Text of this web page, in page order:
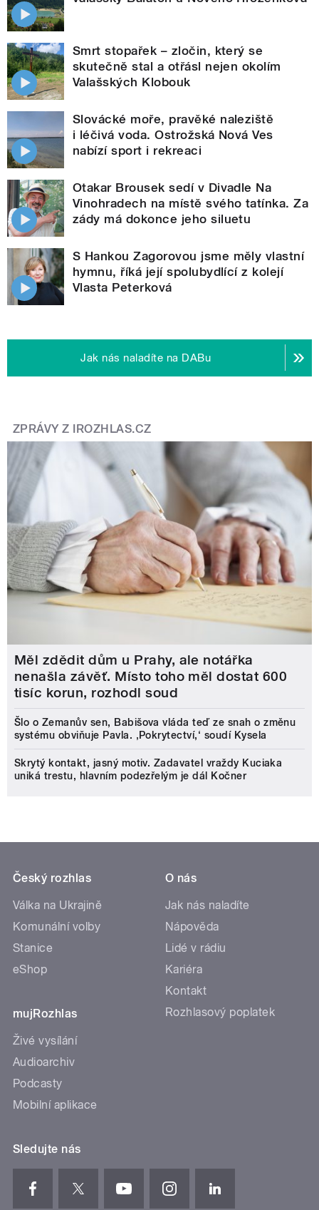
Smrt stopařek – zločin, který se
skutečně stal a otřásl nejen okolím
Valašských Klobouk
Slovácké moře, pravěké naleziště
i léčivá voda. Ostrožská Nová Ves
nabízí sport i rekreaci
Otakar Brousek sedí v Divadle Na
Vinohradech na místě svého tatínka. Za
zády má dokonce jeho siluetu
S Hankou Zagorovou jsme měly vlastní
hymnu, říká její spolubydlící z kolejí
Vlasta Peterková
Jak nás naladíte na DABu
ZPRÁVY Z IROZHLAS.CZ
Měl zdědit dům u Prahy, ale notářka
nenašla závěť. Místo toho měl dostat 600
tisíc korun, rozhodl soud
Šlo o Zemanův sen, Babišova vláda teď ze snah o změnu
systému obviňuje Pavla. ‚Pokrytectví,‘ soudí Kysela
Skrytý kontakt, jasný motiv. Zadavatel vraždy Kuciaka
uniká trestu, hlavním podezřelým je dál Kočner
Český rozhlas
Válka na Ukrajině
Komunální volby
Stanice
eShop
mujRozhlas
Živé vysílání
Audioarchiv
Podcasty
Mobilní aplikace
O nás
Jak nás naladíte
Nápověda
Lidé v rádiu
Kariéra
Kontakt
Rozhlasový poplatek
Sledujte nás